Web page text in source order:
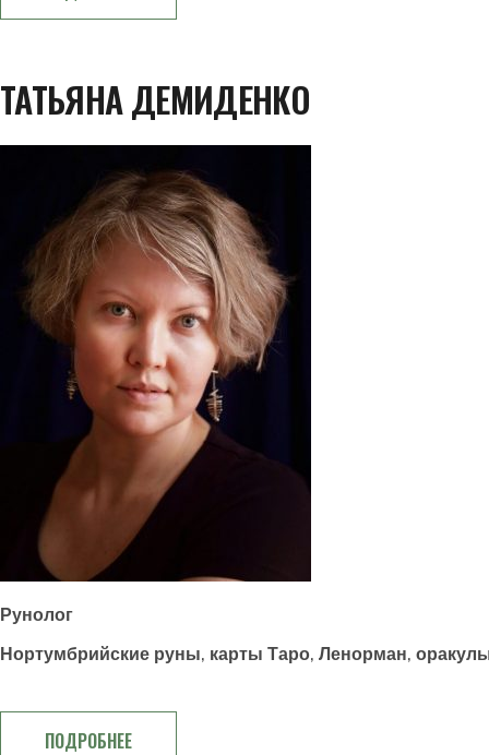
ТАТЬЯНА ДЕМИДЕНКО
Рунолог
Нортумбрийские руны, карты Таро, Ленорман,
ПОДРОБНЕЕ